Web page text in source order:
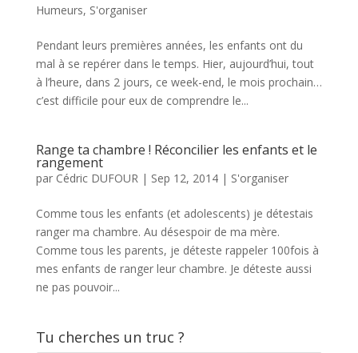
Humeurs, S'organiser
Pendant leurs premières années, les enfants ont du
mal à se repérer dans le temps. Hier, aujourd’hui, tout
à l’heure, dans 2 jours, ce week-end, le mois prochain…
c’est difficile pour eux de comprendre le...
Range ta chambre ! Réconcilier les enfants et le
rangement
par Cédric DUFOUR| Sep 12, 2014| S'organiser
Comme tous les enfants (et adolescents) je détestais
ranger ma chambre. Au désespoir de ma mère.
Comme tous les parents, je déteste rappeler 100fois à
mes enfants de ranger leur chambre. Je déteste aussi
ne pas pouvoir...
Tu cherches un truc ?